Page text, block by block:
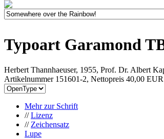
Typoart Garamond
Herbert Thannhaeuser, 1955, Prof. Dr. Albert
Artikelnummer 151601-2, Nettopreis 40,00 EUR
Mehr zur Schrift
//Lizenz
// Zeichensatz
Lupe